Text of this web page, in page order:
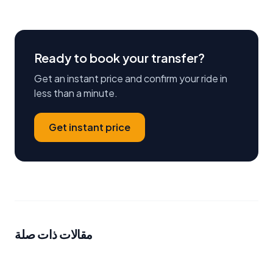
Ready to book your transfer?
Get an instant price and confirm your ride in
less than a minute.
Get instant price
مقالات ذات صلة